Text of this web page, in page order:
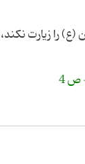
را زیارت